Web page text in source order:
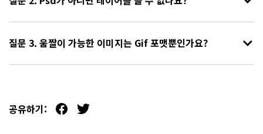
질문 3. 움짤이 가능한 이미지는 Gif 포맷뿐인가요?
공유하기: